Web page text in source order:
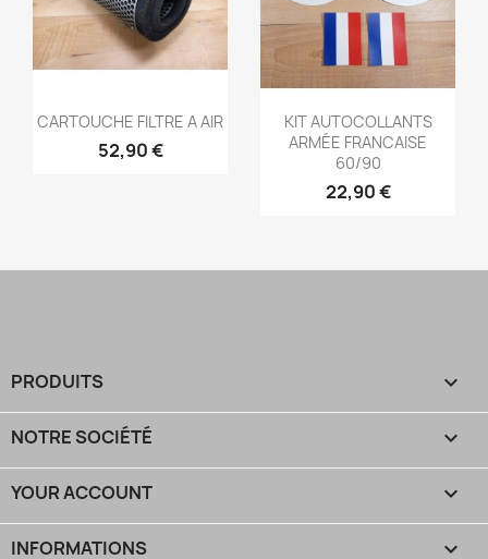
Aperçu rapide
CARTOUCHE FILTRE A AIR
52,90 €
Aperçu rapide
KIT AUTOCOLLANTS
ARMÉE FRANCAISE
60/90
22,90 €
PRODUITS 
NOTRE SOCIÉTÉ 
YOUR ACCOUNT 
INFORMATIONS keyboard_arrow_down